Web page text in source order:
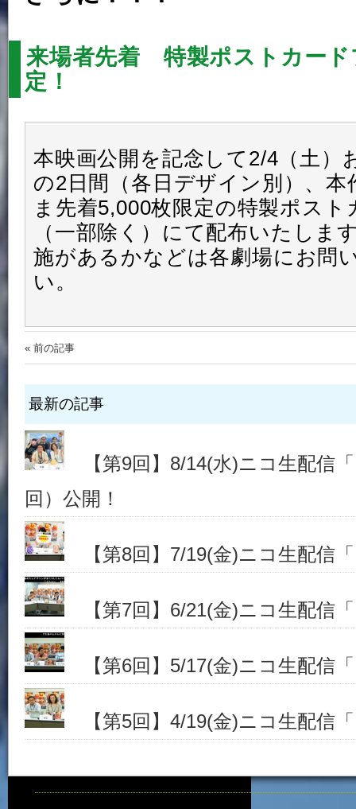
来場者先着 特製ポストカード
定！
本映画公開を記念して2/4（土）
の2日間（各日デザイン別）、
ま先着5,000枚限定の特製ポスト
（一部除く）にて配布いたしま
施があるかなどは各劇場にお問
い。
« 前の記事
最新の記事
【第9回】8/14(水)ニコ生配信
回）公開！
【第8回】7/19(金)ニコ生配信
【第7回】6/21(金)ニコ生配信
【第6回】5/17(金)ニコ生配信
【第5回】4/19(金)ニコ生配信